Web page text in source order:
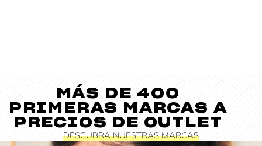
MÁS DE 400
PRIMERAS MARCAS A
PRECIOS DE OUTLET
DESCUBRA NUESTRAS MARCAS